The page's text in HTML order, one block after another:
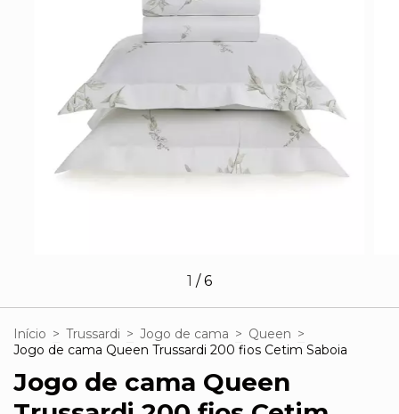
1 /6
Início > Trussardi > Jogo de cama > Queen >
Jogo de cama Queen Trussardi 200 fios Cetim Saboia
Jogo de cama Queen